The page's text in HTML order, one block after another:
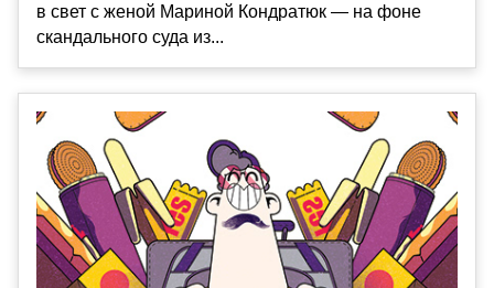
в свет с женой Мариной Кондратюк — на фоне
скандального суда из...